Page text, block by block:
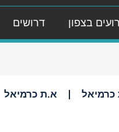
בצפון דרושים
כרמיאל א.ת כרמיאל